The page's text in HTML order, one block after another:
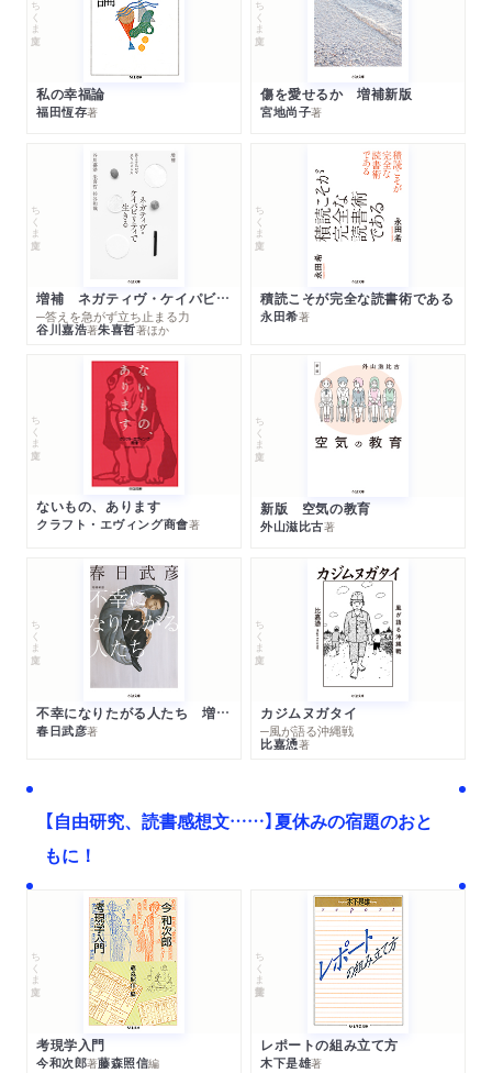
ちくま文庫
私の幸福論
福田恆存著
ちくま文庫
傷を愛せるか 増補新版
宮地尚子著
ちくま文庫
増補 ネガティヴ・ケイパビリティで生きる
─答えを急がず立ち止まる力
谷川嘉浩著朱喜哲著ほか
ちくま文庫
積読こそが完全な読書術である
永田希著
ちくま文庫
ないもの、あります
クラフト・エヴィング商會著
ちくま文庫
新版 空気の教育
外山滋比古著
ちくま文庫
不幸になりたがる人たち 増補新版
春日武彦著
ちくま文庫
カジムヌガタイ
─風が語る沖縄戦
比嘉慂著
【自由研究、読書感想文……】夏休みの宿題のおと
もに！
ちくま文庫
考現学入門
今和次郎著藤森照信編
ちくま学芸文庫
レポートの組み立て方
木下是雄著